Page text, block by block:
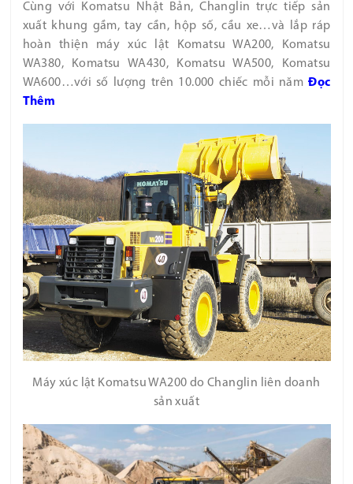
Cùng với Komatsu Nhật Bản, Changlin trực tiếp sản
xuất khung gầm, tay cần, hộp số, cầu xe…và lắp ráp
hoàn thiện máy xúc lật Komatsu WA200, Komatsu
WA380, Komatsu WA430, Komatsu WA500, Komatsu
WA600…với số lượng trên 10.000 chiếc mỗi năm Đọc
Thêm
Máy xúc lật Komatsu WA200 do Changlin liên doanh
sản xuất